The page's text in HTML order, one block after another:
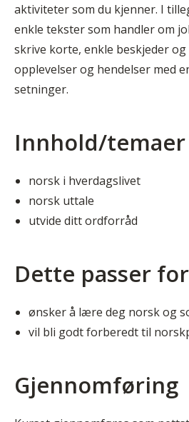
aktiviteter som du kjenner. I
enkle tekster som handler om
skrive korte, enkle beskjeder
opplevelser og hendelser med
setninger.
Innhold/temaer
norsk i hverdagslivet
norsk uttale
utvide ditt ordforråd
Dette passer
ønsker å lære deg norsk og
vil bli godt forberedt til
Gjennomføring